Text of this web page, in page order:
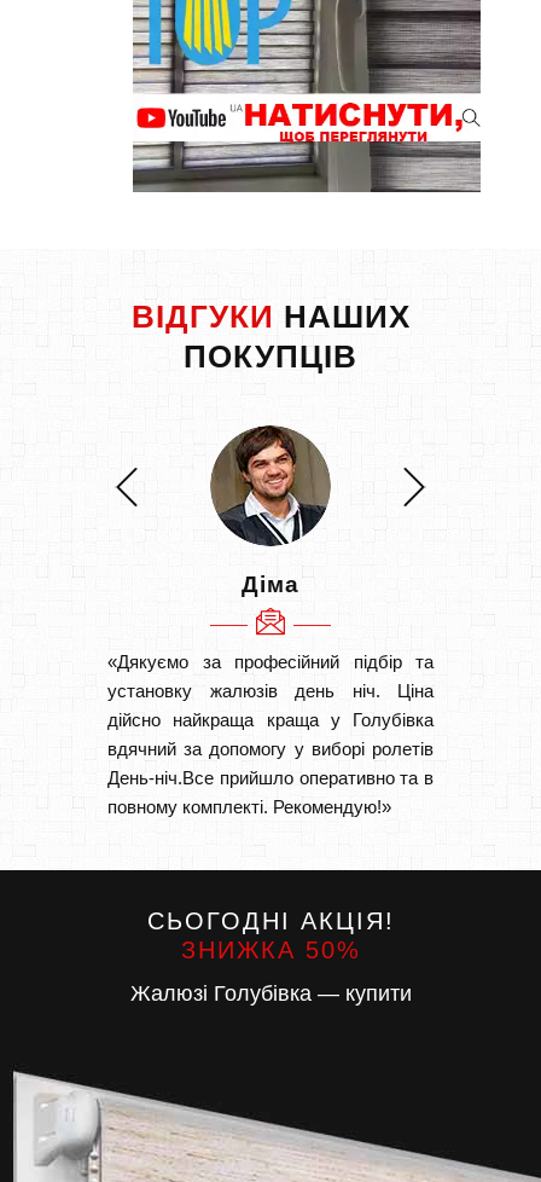
ВІДГУКИ НАШИХ
ПОКУПЦІВ
Діма
«Дякуємо за професійний підбір та
установку жалюзів день ніч. Ціна
дійсно найкраща краща у Голубівка
вдячний за допомогу у виборі ролетів
День-ніч.Все прийшло оперативно та в
повному комплекті. Рекомендую!»
СЬОГОДНІ АКЦІЯ!
ЗНИЖКА 50%
Жалюзі Голубівка — купити